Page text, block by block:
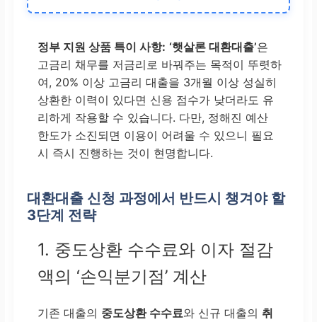
중금리 (6~10%)
중·저신용자, 소득
서민 및 근로자 (특
2금융권 (저축은행)
중·고금리 (10% 이
신용도가 다소 부
정부 지원 상품 특이 사항: ‘햇살론 대환대출’은
고금리 채무를 저금리로 바꿔주는 목적이 뚜렷하
여, 20% 이상 고금리 대출을 3개월 이상 성실히
상환한 이력이 있다면 신용 점수가 낮더라도 유
리하게 작용할 수 있습니다. 다만, 정해진 예산
한도가 소진되면 이용이 어려울 수 있으니 필요
시 즉시 진행하는 것이 현명합니다.
대환대출 신청 과정에서 반드시 챙겨야 할
3단계 전략
1. 중도상환 수수료와 이자 절감
액의 ‘손익분기점’ 계산
기존 대출의 중도상환 수수료와 신규 대출의 취